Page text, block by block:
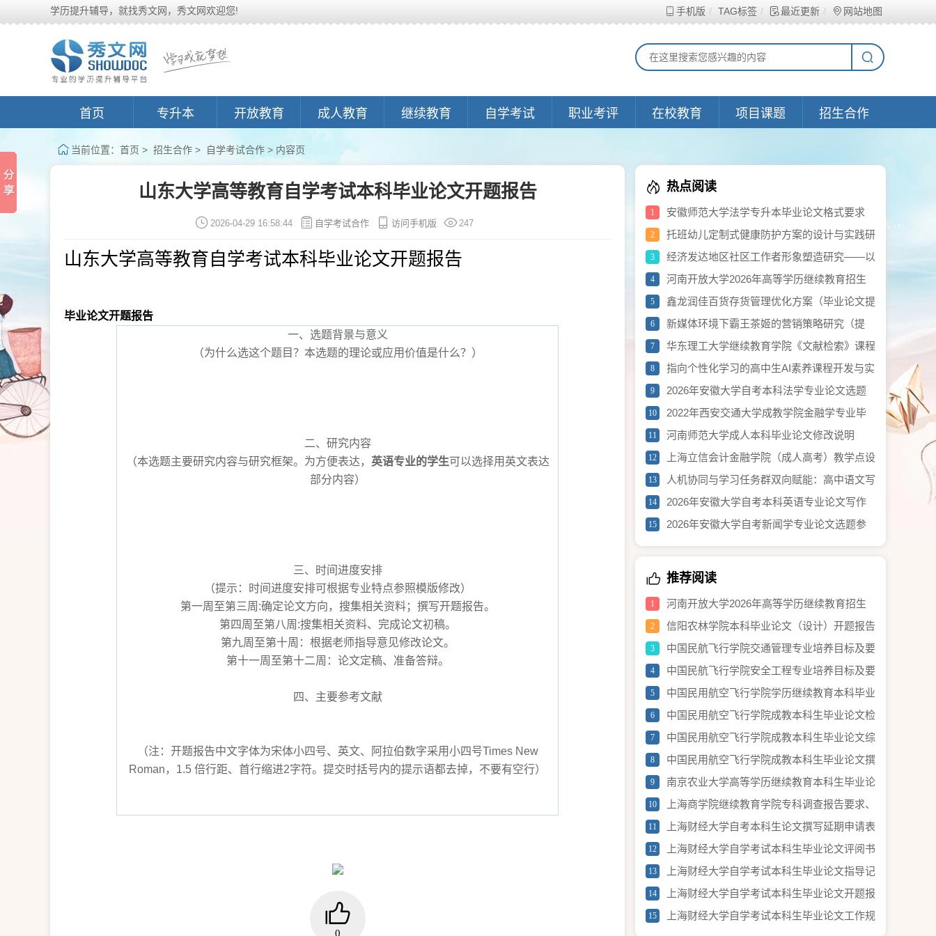
学历提升辅导，就找秀文网，秀文网欢迎您! 手机版 TAG标签 最近更新 网站地图
首页 专升本 开放教育 成人教育 继续教育 自学考试 职业考评 在校教育 项目课题 招生合作
当前位置： 首页 > 招生合作 > 自学考试合作 > 内容页
山东大学高等教育自学考试本科毕业论文开题报告
2026-04-29 16:58:44 自学考试合作 访问手机版 247
山东大学高等教育自学考试本科毕业论文开题报告
毕业论文开题报告
一、选题背景与意义
（为什么选这个题目？本选题的理论或应用价值是什么？）
二、研究内容
（本选题主要研究内容与研究框架。为方便表达， 英语专业的学生可以选择用英文表达
部分内容）
三、时间进度安排
（提示：时间进度安排可根据专业特点参照模版修改）
第一周至第三周:确定论文方向，搜集相关资料；撰写开题报告。
第四周至第八周:搜集相关资料、完成论文初稿。
第九周至第十周：根据老师指导意见修改论文。
第十一周至第十二周：论文定稿、准备答辩。
四、主要参考文献
（注：开题报告中文字体为宋体小四号、英文、阿拉伯数字采用小四号Times New
Roman，1.5 倍行距、首行缩进2字符。提交时括号内的提示语都去掉，不要有空行）
0
热点阅读
1 安徽师范大学法学专升本毕业论文格式要求
2
托班幼儿定制式健康防护方案的设计与实践研
究（2026年度黄浦区教育科学研究重点项目）
3
经济发达地区社区工作者形象塑造研究——以
千三社区为例（提纲）
4
河南开放大学2026年高等学历继续教育招生
计划公示
5
鑫龙润佳百货存货管理优化方案（毕业论文提
纲）
6
新媒体环境下霸王茶姬的营销策略研究（提
纲）
7
华东理工大学继续教育学院《文献检索》课程
论文要求
8
指向个性化学习的高中生AI素养课程开发与实
践（2026年度黄浦区教育科学研究重点项目）
9
2026年安徽大学自考本科法学专业论文选题
参考002
10
2022年西安交通大学成教学院金融学专业毕
业论文选题参考
11 河南师范大学成人本科毕业论文修改说明
12
上海立信会计金融学院（成人高考）教学点设
置
13
人机协同与学习任务群双向赋能：高中语文写
作训练新范式研究（2026年度黄浦区教育科学研
究重点项目）
14
2026年安徽大学自考本科英语专业论文写作
须知
15
2026年安徽大学自考新闻学专业论文选题参
考
推荐阅读
1
河南开放大学2026年高等学历继续教育招生
计划公示
2 信阳农林学院本科毕业论文（设计）开题报告
3
中国民航飞行学院交通管理专业培养目标及要
求（节选）
4
中国民航飞行学院安全工程专业培养目标及要
求
5
中国民用航空飞行学院学历继续教育本科毕业
论文（设计）使用 AI 工具的规定（试行）
6
中国民用航空飞行学院成教本科生毕业论文检
测要求
7
中国民用航空飞行学院成教本科生毕业论文综
合成绩评定办法
8
中国民用航空飞行学院成教本科生毕业论文撰
写和答辩流程
9
南京农业大学高等学历继续教育本科生毕业论
文(设计) 中期检查表
10
上海商学院继续教育学院专科调查报告要求、
进度安排及评分标准
11 上海财经大学自考本科生论文撰写延期申请表
12 上海财经大学自学考试本科生毕业论文评阅书
13
上海财经大学自学考试本科生毕业论文指导记
录
14
上海财经大学自学考试本科生毕业论文开题报
告表
15
上海财经大学自学考试本科生毕业论文工作规